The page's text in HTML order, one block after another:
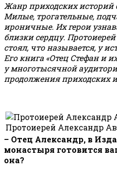
Жанр приходских историй
Милые, трогательные,
ироничные. Их герои
близки сердцу.
стоял, что называется, у
Его книга «Отец Стефан и
у многотысячной
продолжения приходских
Протоиерей Александр
– Отец Александр, в
монастыря готовится
она?